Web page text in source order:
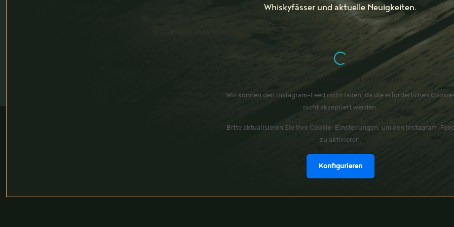
Whiskyfässer und aktuelle Neuigkeiten.
Instagram-Feed nicht verfügbar
Wir können den Instagram-Feed nicht laden, da die erforderlichen
nicht akzeptiert werden.
Bitte aktualisieren Sie Ihre Cookie-Einstellungen, um den Instagram-
zu aktivieren.
Konfigurieren